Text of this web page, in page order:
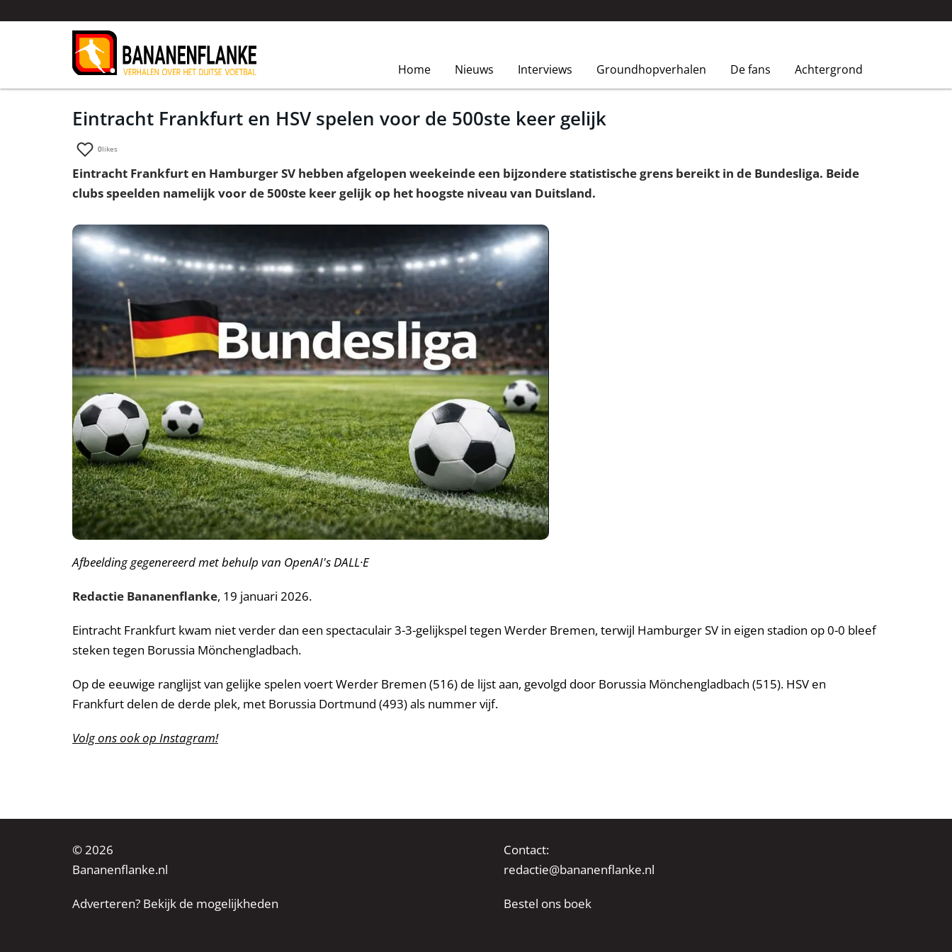
Home Nieuws Interviews Groundhopverhalen De fans Achtergrond
Eintracht Frankfurt en HSV spelen voor de 500ste keer gelijk
0likes
Eintracht Frankfurt en Hamburger SV hebben afgelopen weekeinde een bijzondere statistische grens bereikt in de Bundesliga. Beide
clubs speelden namelijk voor de 500ste keer gelijk op het hoogste niveau van Duitsland.
Afbeelding gegenereerd met behulp van OpenAI's DALL·E
Redactie Bananenflanke, 19 januari 2026.
Eintracht Frankfurt kwam niet verder dan een spectaculair 3-3-gelijkspel tegen Werder Bremen, terwijl Hamburger SV in eigen stadion op 0-0 bleef
steken tegen Borussia Mönchengladbach.
Op de eeuwige ranglijst van gelijke spelen voert Werder Bremen (516) de lijst aan, gevolgd door Borussia Mönchengladbach (515). HSV en
Frankfurt delen de derde plek, met Borussia Dortmund (493) als nummer vijf.
Volg ons ook op Instagram!
© 2026
Bananenflanke.nl
Adverteren? Bekijk de mogelijkheden
Contact:
redactie@bananenflanke.nl
Bestel ons boek